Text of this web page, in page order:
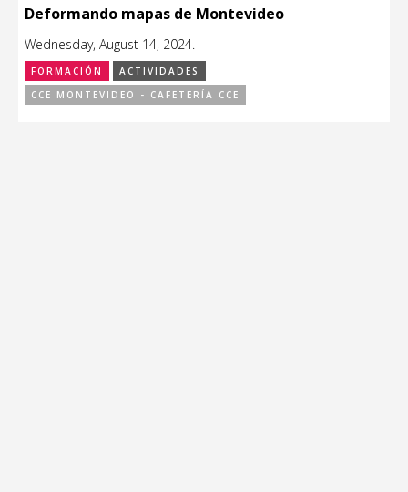
Deformando mapas de Montevideo
Wednesday, August 14, 2024.
FORMACIÓN
ACTIVIDADES
CCE MONTEVIDEO - CAFETERÍA CCE